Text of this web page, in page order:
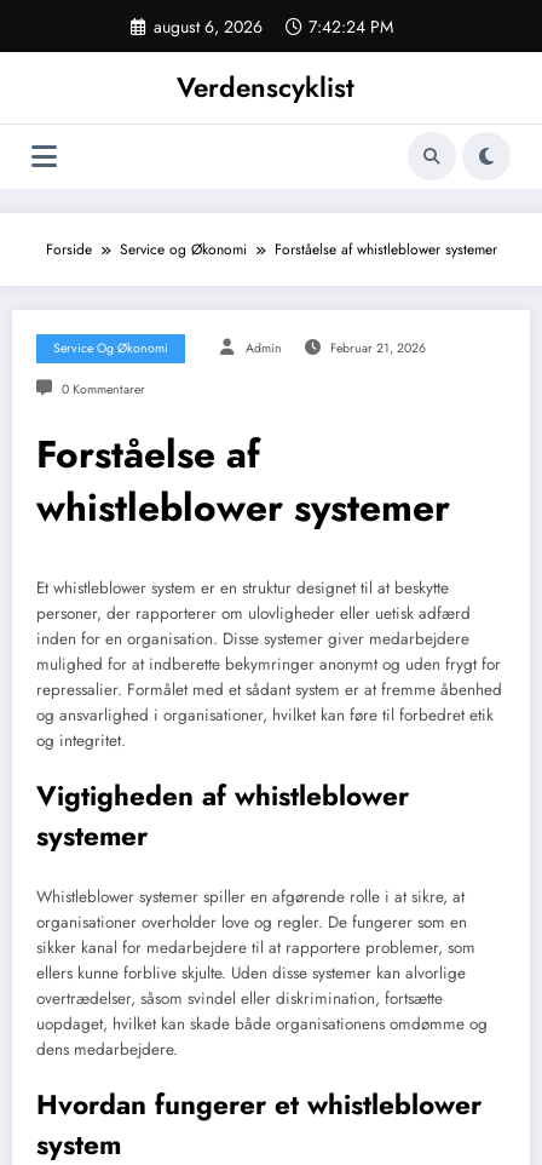
indhold
august 6, 2026 7:42:25 PM
Verdenscyklist
Forside Service og Økonomi Forståelse af whistleblower systemer
Service Og Økonomi Admin Februar 21, 2026
0 Kommentarer
Forståelse af
whistleblower systemer
Et whistleblower system er en struktur designet til at beskytte
personer, der rapporterer om ulovligheder eller uetisk adfærd
inden for en organisation. Disse systemer giver medarbejdere
mulighed for at indberette bekymringer anonymt og uden frygt for
repressalier. Formålet med et sådant system er at fremme åbenhed
og ansvarlighed i organisationer, hvilket kan føre til forbedret etik
og integritet.
Vigtigheden af whistleblower
systemer
Whistleblower systemer spiller en afgørende rolle i at sikre, at
organisationer overholder love og regler. De fungerer som en
sikker kanal for medarbejdere til at rapportere problemer, som
ellers kunne forblive skjulte. Uden disse systemer kan alvorlige
overtrædelser, såsom svindel eller diskrimination, fortsætte
uopdaget, hvilket kan skade både organisationens omdømme og
dens medarbejdere.
Hvordan fungerer et whistleblower
system